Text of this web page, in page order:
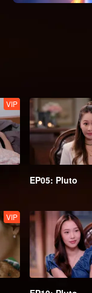
VIP
EP05: Pluto
VIP